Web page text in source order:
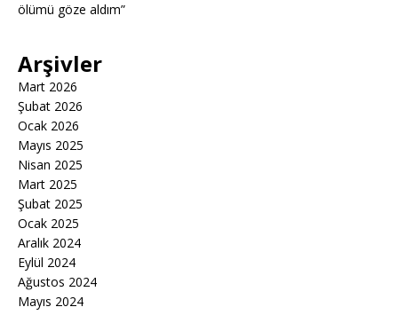
ölümü göze aldım”
Arşivler
Mart 2026
Şubat 2026
Ocak 2026
Mayıs 2025
Nisan 2025
Mart 2025
Şubat 2025
Ocak 2025
Aralık 2024
Eylül 2024
Ağustos 2024
Mayıs 2024